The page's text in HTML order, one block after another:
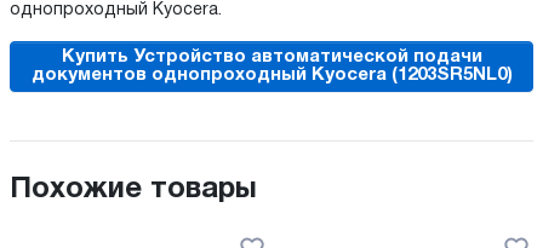
однопроходный Kyocera.
Купить Устройство автоматической подачи
документов однопроходный Kyocera (1203SR5NL0)
Похожие товары